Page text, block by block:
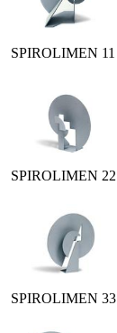
SPIROLIMEN 11
SPIROLIMEN 22
SPIROLIMEN 33